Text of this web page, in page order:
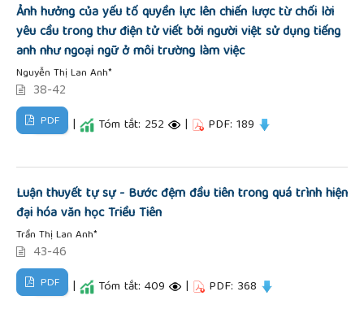
Ảnh hưởng của yếu tố quyền lực lên chiến lược từ chối lời
yêu cầu trong thư điện tử viết bởi người việt sử dụng tiếng
anh như ngoại ngữ ở môi trường làm việc
Nguyễn Thị Lan Anh*
38-42
PDF | Tóm tắt: 252 | PDF: 189
Luận thuyết tự sự - Bước đệm đầu tiên trong quá trình hiện
đại hóa văn học Triều Tiên
Trần Thị Lan Anh*
43-46
PDF | Tóm tắt: 409 | PDF: 368